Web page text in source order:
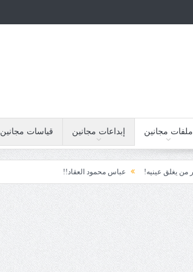
ملفات مجانين إبداعات مجانين قياسات مجانين
عينيه! عباس محمود العقاد!!